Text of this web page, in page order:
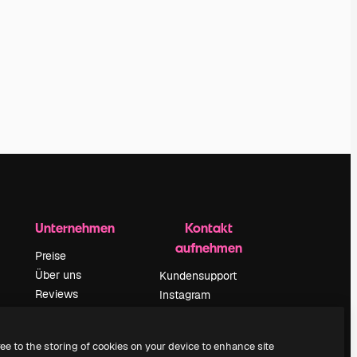
Unternehmen
Preise
Über uns
Reviews
Blog
Kontakt
aufnehmen
Kundensupport
Instagram
TikTok
to the storing of cookies on your device to enhance site